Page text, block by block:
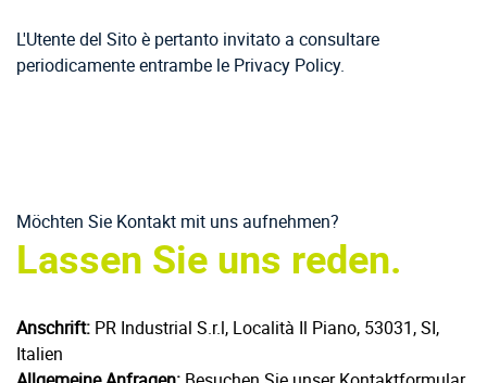
L'Utente del Sito è pertanto invitato a consultare
periodicamente entrambe le Privacy Policy.
Möchten Sie Kontakt mit uns aufnehmen?
Lassen Sie uns reden.
Anschrift: PR Industrial S.r.l, Località Il Piano, 53031, SI,
Italien